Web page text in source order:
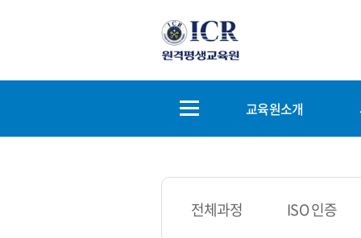
교육원소개
전체과정 ISO 인증